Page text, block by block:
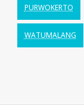
PURWOKERTO
WATUMALANG